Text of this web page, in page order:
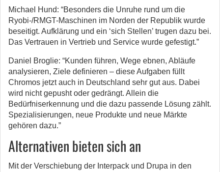
Michael Hund: “Besonders die Unruhe rund um die
Ryobi-/RMGT-Maschinen im Norden der Republik wurde
beseitigt. Aufklärung und ein ‘sich Stellen’ trugen dazu bei.
Das Vertrauen in Vertrieb und Service wurde gefestigt.”
Daniel Broglie: “Kunden führen, Wege ebnen, Abläufe
analysieren, Ziele definieren – diese Aufgaben füllt
Chromos jetzt auch in Deutschland sehr gut aus. Dabei
wird nicht gepusht oder gedrängt. Allein die
Bedürfniserkennung und die dazu passende Lösung zählt.
Spezialisierungen, neue Produkte und neue Märkte
gehören dazu.”
Alternativen bieten sich an
Mit der Verschiebung der Interpack und Drupa in den